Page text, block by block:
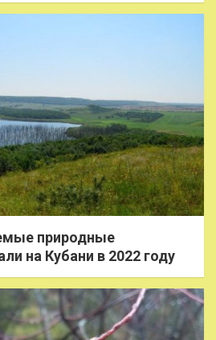
природные
на Кубани в 2022 году